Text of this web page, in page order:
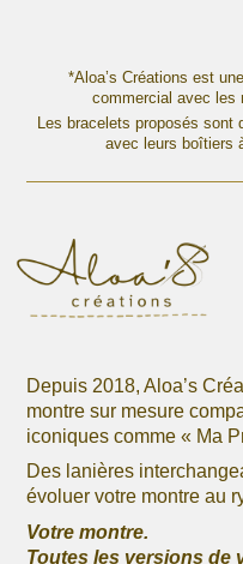
la
page
du
*Aloa’s Créations est
commercial avec les
Les bracelets proposés sont
avec leurs boîtiers
Depuis 2018, Aloa’s
montre sur mesure
iconiques comme « Ma
Des lanières
évoluer votre montre au
Votre montre.
Toutes les versions de